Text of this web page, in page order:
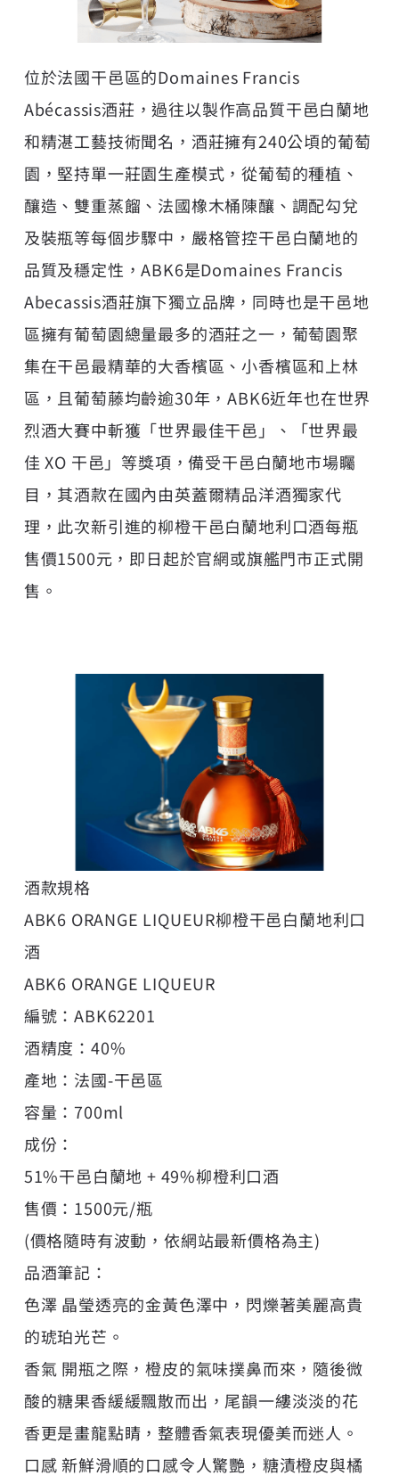
位於法國干邑區的Domaines Francis
Abécassis酒莊，過往以製作高品質干邑白蘭地
和精湛工藝技術聞名，酒莊擁有240公頃的葡萄
園，堅持單一莊園生產模式，從葡萄的種植、
釀造、雙重蒸餾、法國橡木桶陳釀、調配勾兌
及裝瓶等每個步驟中，嚴格管控干邑白蘭地的
品質及穩定性，ABK6是Domaines Francis
Abecassis酒莊旗下獨立品牌，同時也是干邑地
區擁有葡萄園總量最多的酒莊之一，葡萄園聚
集在干邑最精華的大香檳區、小香檳區和上林
區，且葡萄藤均齡逾30年，ABK6近年也在世界
烈酒大賽中斬獲「世界最佳干邑」、「世界最
佳 XO 干邑」等獎項，備受干邑白蘭地市場矚
目，其酒款在國內由英蓋爾精品洋酒獨家代
理，此次新引進的柳橙干邑白蘭地利口酒每瓶
售價1500元，即日起於官網或旗艦門市正式開
售。
酒款規格
ABK6 ORANGE LIQUEUR柳橙干邑白蘭地利口
酒
ABK6 ORANGE LIQUEUR
編號：ABK62201
酒精度：40%
產地：法國-干邑區
容量：700ml
成份：
51%干邑白蘭地 + 49%柳橙利口酒
售價：1500元/瓶
(價格隨時有波動，依網站最新價格為主)
品酒筆記：
色澤 晶瑩透亮的金黃色澤中，閃爍著美麗高貴
的琥珀光芒。
香氣 開瓶之際，橙皮的氣味撲鼻而來，隨後微
酸的糖果香緩緩飄散而出，尾韻一縷淡淡的花
香更是畫龍點睛，整體香氣表現優美而迷人。
口感 新鮮滑順的口感令人驚艷，糖漬橙皮與橘